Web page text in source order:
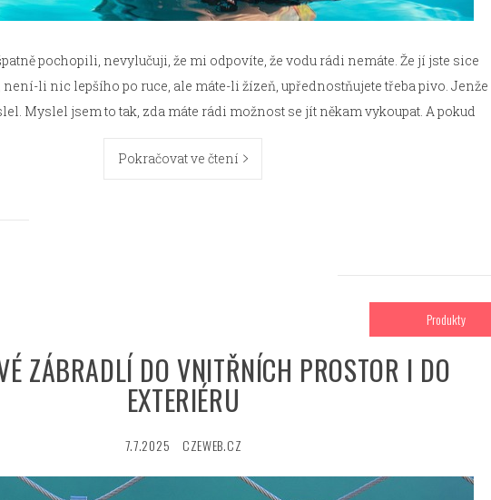
pochopili, nevylučuji, že mi odpovíte, že vodu rádi nemáte. Že jí jste sice
li nic lepšího po ruce, ale máte-li žízeň, upřednostňujete třeba pivo. Jenže
Myslel jsem to tak, zda máte rádi možnost se jít někam vykoupat. A pokud
Pokračovat ve čtení
Produkty
ZÁBRADLÍ DO VNITŘNÍCH PROSTOR I DO
EXTERIÉRU
7.7.2025 CZEWEB.CZ